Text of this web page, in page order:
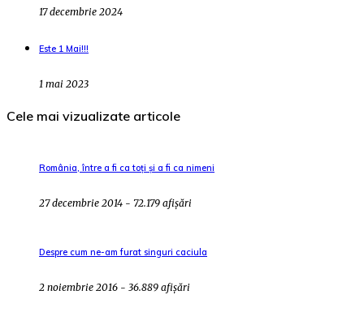
17 decembrie 2024
Este 1 Mai!!!
1 mai 2023
Cele mai vizualizate articole
România, între a fi ca toți și a fi ca nimeni
27 decembrie 2014 - 72.179 afișări
Despre cum ne-am furat singuri caciula
2 noiembrie 2016 - 36.889 afișări